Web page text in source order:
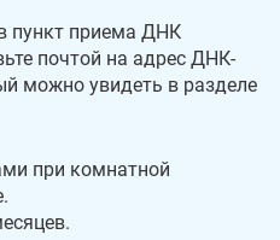
пункт приема ДНК
почтой на адрес ДНК-
можно увидеть в разделе
при комнатной